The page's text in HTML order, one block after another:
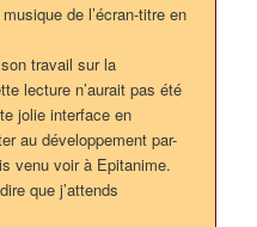
de l’écran-titre en
travail sur la
lecture n’aurait pas été
jolie interface en
au développement par-
venu voir à Epitanime.
que j’attends